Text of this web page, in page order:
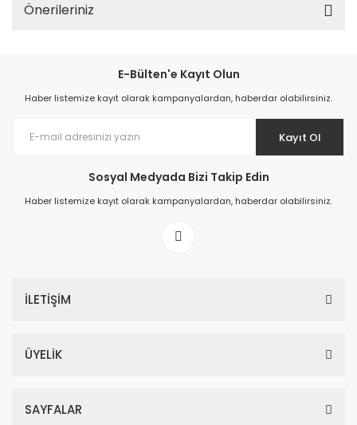
Önerileriniz
E-Bülten'e Kayıt Olun
Haber listemize kayıt olarak kampanyalardan, haberdar olabilirsiniz.
Kayıt Ol
Sosyal Medyada Bizi Takip Edin
Haber listemize kayıt olarak kampanyalardan, haberdar olabilirsiniz.
İLETİŞİM
ÜYELİK
SAYFALAR